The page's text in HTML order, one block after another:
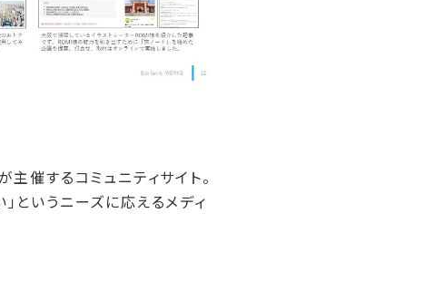
催するコミュニティサイト。
というニーズに応えるメディ